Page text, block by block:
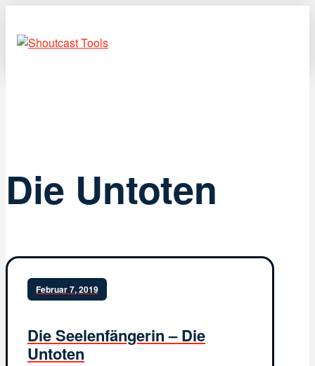
Die Untoten
Februar 7, 2019
Die Seelenfängerin – Die
Untoten